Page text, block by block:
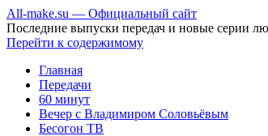
All-make.su — Официальный сайт
Последние выпуски передач и новые серии
Перейти к содержимому
Главная
Передачи
60 минут
Вечер с Владимиром Соловьёвым
Бесогон ТВ